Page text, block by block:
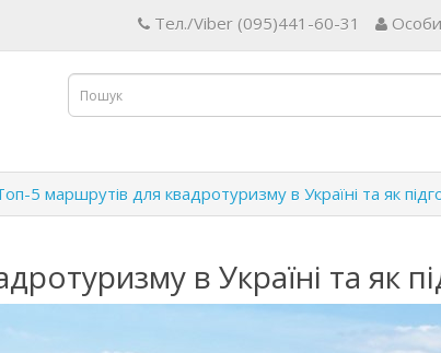
Тел./Viber (095)441-60-31
5 маршрутів для квадротуризму в Україні та як
в Україні та як